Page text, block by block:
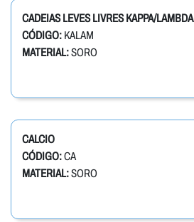
CADEIAS LEVES LIVRES KAPPA/LAMBDA
CÓDIGO: KALAM
MATERIAL:SORO
CALCIO
CÓDIGO:CA
MATERIAL:SORO